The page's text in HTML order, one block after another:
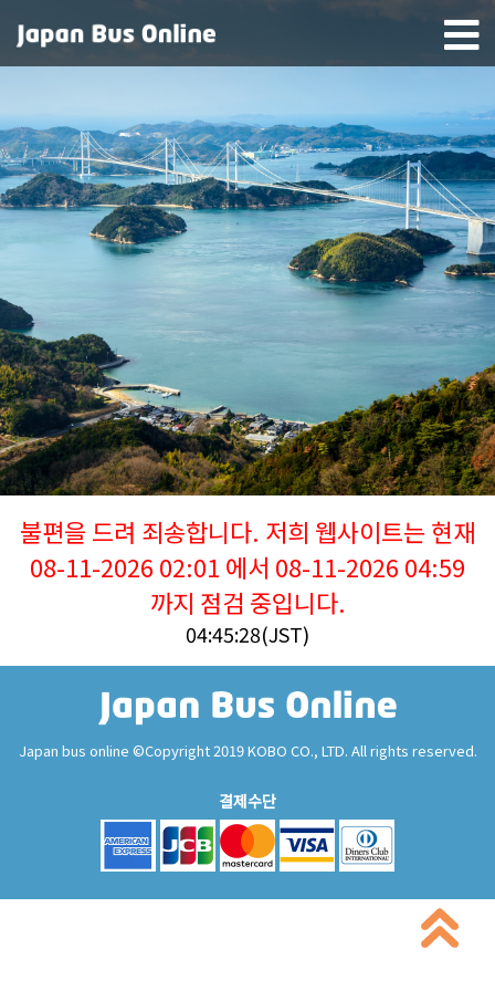
불편을 드려 죄송합니다. 저희 웹사이트는 현재
08-11-2026 02:01 에서 08-11-2026 04:59
까지 점검 중입니다.
04:45:28(JST)
Japan bus online ©Copyright 2019 KOBO CO., LTD. All rights reserved.
결제수단